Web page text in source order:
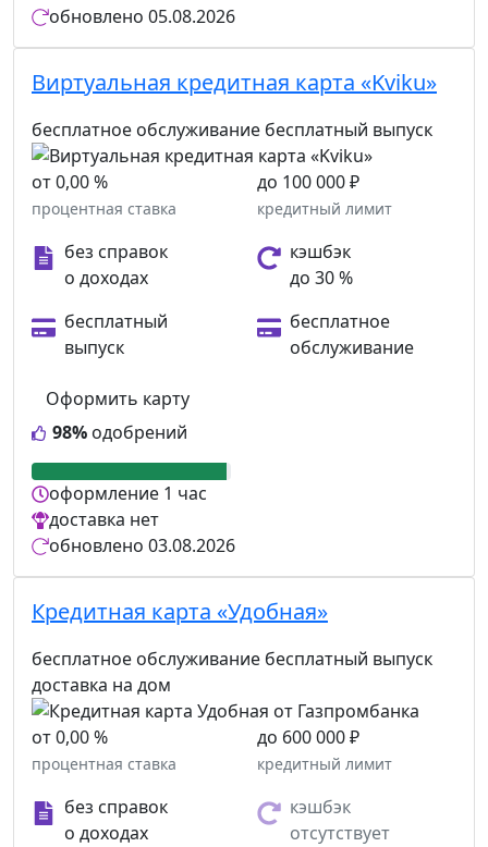
обновлено 05.08.2026
Виртуальная кредитная карта «Kviku»
бесплатное обслуживание бесплатный выпуск
от 0,00 %
процентная ставка
до 100 000 ₽
кредитный лимит
без справок
о доходах
кэшбэк
до 30 %
бесплатный
выпуск
бесплатное
обслуживание
98% одобрений
Оформить карту
оформление 1 час
доставка нет
обновлено 03.08.2026
Кредитная карта «Удобная»
бесплатное обслуживание бесплатный выпуск
доставка на дом
от 0,00 %
процентная ставка
до 600 000 ₽
кредитный лимит
без справок
о доходах
кэшбэк
отсутствует